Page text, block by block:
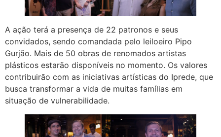
A ação terá a presença de 22 patronos e seus
convidados, sendo comandada pelo leiloeiro Pipo
Gurjão. Mais de 50 obras de renomados artistas
plásticos estarão disponíveis no momento. Os valores
contribuirão com as iniciativas artísticas do Iprede, que
busca transformar a vida de muitas famílias em
situação de vulnerabilidade.